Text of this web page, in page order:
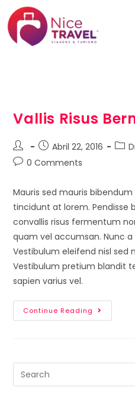
Vallis Risus
Abril 22, 2016
0 Comments
Mauris sed mauris
tincidunt at lorem. Pendisse
convallis risus fermentum
quam vel accumsan. Nunc
Vestibulum eleifend nisl sed
Vestibulum pretium blandit
sapien varius vel.
Continue Reading